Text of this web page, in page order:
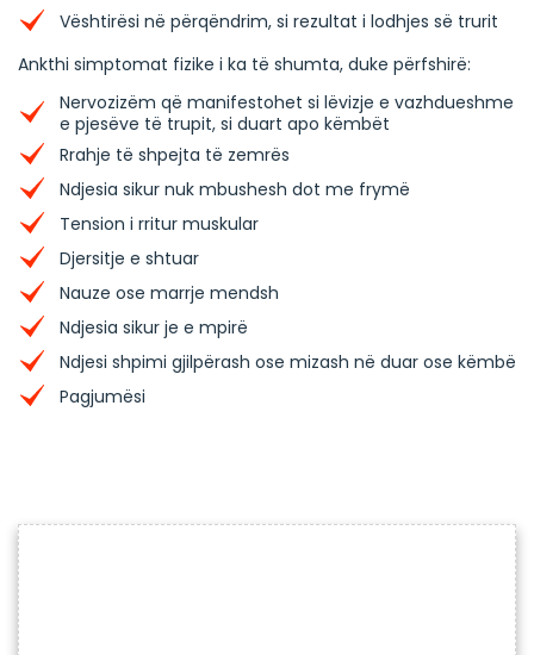
Vështirësi në përqëndrim, si rezultat i lodhjes së trurit
Ankthi simptomat fizike i ka të shumta, duke përfshirë:
Nervozizëm që manifestohet si lëvizje e vazhdueshme
e pjesëve të trupit, si duart apo këmbët
Rrahje të shpejta të zemrës
Ndjesia sikur nuk mbushesh dot me frymë
Tension i rritur muskular
Djersitje e shtuar
Nauze ose marrje mendsh
Ndjesia sikur je e mpirë
Ndjesi shpimi gjilpërash ose mizash në duar ose këmbë
Pagjumësi